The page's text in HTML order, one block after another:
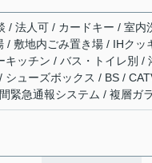
/ 法人可 / カードキー / 室
/ 敷地内ごみ置き場 / IHク
キッチン / バス・トイレ別
ューズボックス / BS /
緊急通報システム / 複層ガ